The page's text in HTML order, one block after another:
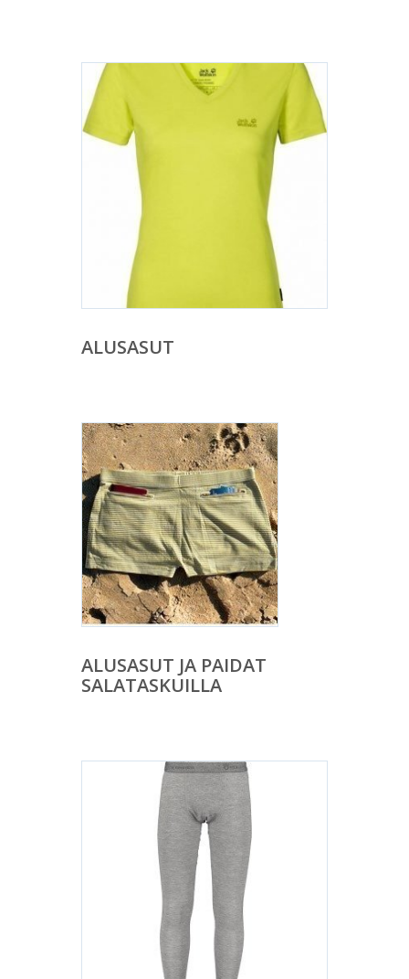
ALUSASUT
ALUSASUT JA PAIDAT
SALATASKUILLA